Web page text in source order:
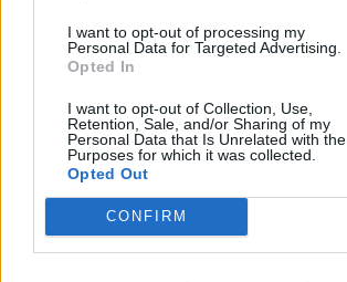
I want to opt-out of processing my
Personal Data for Targeted Advertising.
Opted In
I want to opt-out of Collection, Use,
Retention, Sale, and/or Sharing of my
Personal Data that Is Unrelated with the
Purposes for which it was collected.
Opted Out
CONFIRM